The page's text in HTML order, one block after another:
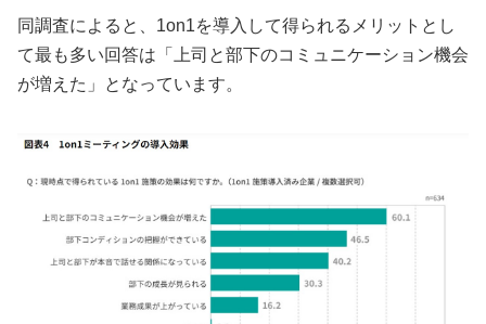
同調査によると、1on1を導入して得られるメリットとし
て最も多い回答は「上司と部下のコミュニケーション機会
が増えた」となっています。